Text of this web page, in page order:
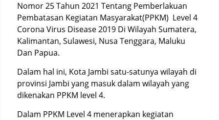
Nomor 25 Tahun 2021 Tentang Pemberlakuan
Pembatasan Kegiatan Masyarakat(PPKM) Level 4
Corona Virus Disease 2019 Di Wilayah Sumatera,
Kalimantan, Sulawesi, Nusa Tenggara, Maluku
Dan Papua.
Dalam hal ini, Kota Jambi satu-satunya wilayah di
provinsi Jambi yang masuk dalam wilayah yang
dikenakan PPKM level 4.
Dalam PPKM Level 4 menerapkan kegiatan